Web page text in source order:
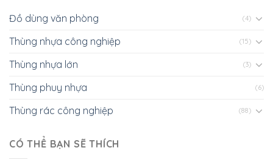
Đồ dùng văn phòng (4)
Thùng nhựa công nghiệp (15)
Thùng nhựa lớn (3)
Thùng phuy nhựa (6)
Thùng rác công nghiệp (88)
CÓ THỂ BẠN SẼ THÍCH